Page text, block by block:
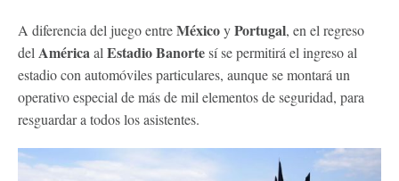
A diferencia del juego entreMéxicoyPortugal, en el regreso
del Américaal Estadio Banortesí se permitirá el ingreso al
estadio con automóviles particulares, aunque se montará un
operativo especial de más de mil elementos de seguridad, para
resguardar a todos los asistentes.